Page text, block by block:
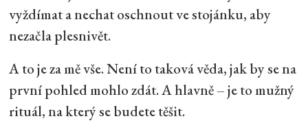
vyždímat a nechat oschnout ve stojánku, aby
nezačla plesnivět.
A to je za mě vše. Není to taková věda, jak by se na
první pohled mohlo zdát. A hlavně – je to mužný
rituál, na který se budete těšit.